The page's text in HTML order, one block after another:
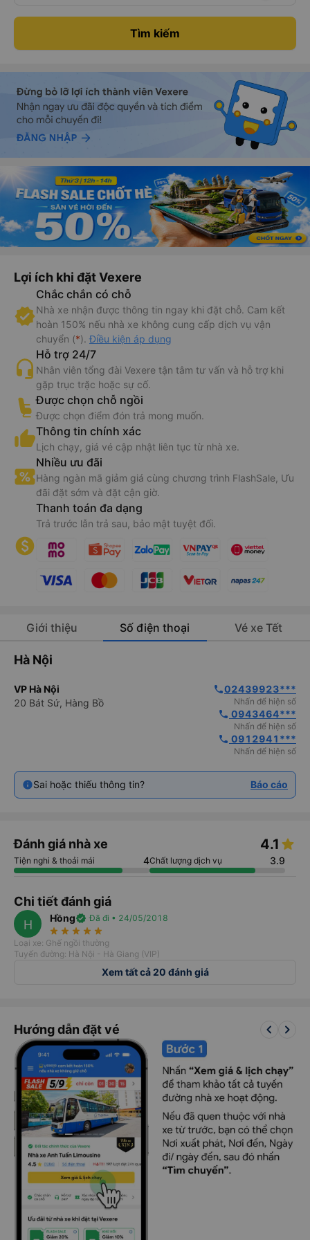
Tìm kiếm
Lợi ích khi đặt Vexere
Chắc chắn có chỗ
Nhà xe nhận được thông tin ngay khi đặt chỗ. Cam kết
hoàn 150% nếu nhà xe không cung cấp dịch vụ vận
chuyển (*). Điều kiện áp dụng
Hỗ trợ 24/7
Nhân viên tổng đài Vexere tận tâm tư vấn và hỗ trợ khi
gặp trục trặc hoặc sự cố.
Được chọn chỗ ngồi
Được chọn điểm đón trả mong muốn.
Thông tin chính xác
Lịch chạy, giá vé cập nhật liên tục từ nhà xe.
Nhiều ưu đãi
Hàng ngàn mã giảm giá cùng chương trình FlashSale, Ưu
đãi đặt sớm và đặt cận giờ.
Thanh toán đa dạng
Trả trước lẫn trả sau, bảo mật tuyệt đối.
Giới thiệu Số điện thoại Vé xe Tết
Hà Nội
VP Hà Nội
20 Bát Sứ, Hàng Bồ
phone02439923***
Nhấn để hiện số
phone 0943464***
Nhấn để hiện số
phone 0912941***
Nhấn để hiện số
Sai hoặc thiếu thông tin? Báo cáo
Đánh giá nhà xe 4.1
Tiện nghi & thoải mái 4Chất lượng dịch vụ 3.9
Chi tiết đánh giá
H Hồngverified Đã đi • 24/05/2018
star_rate star_rate star_rate star_rate star_rate
Loại xe: Ghế ngồi thường
Tuyến đường: Hà Nội - Hà Giang (VIP)
Xem tất cả 20 đánh giá
Hướng dẫn đặt vé keyboard_arrow_left keyboard_arrow_right